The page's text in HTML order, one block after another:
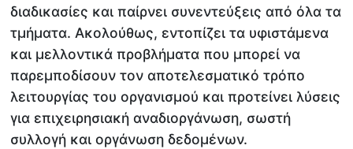
διαδικασίες και παίρνει συνεντεύξεις από όλα τα
τμήματα. Ακολούθως, εντοπίζει τα υφιστάμενα
και μελλοντικά προβλήματα που μπορεί να
παρεμποδίσουν τον αποτελεσματικό τρόπο
λειτουργίας του οργανισμού και προτείνει λύσεις
για επιχειρησιακή αναδιοργάνωση, σωστή
συλλογή και οργάνωση δεδομένων.